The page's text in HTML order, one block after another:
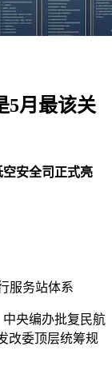
5月最该关
空安全司正式亮
服务站体系
央编办批复民航
改委顶层统筹规